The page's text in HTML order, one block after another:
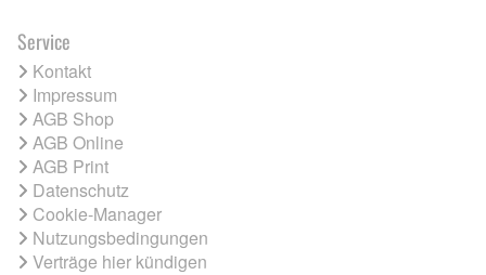
Service
Kontakt
Impressum
AGB Shop
AGB Online
AGB Print
Datenschutz
Cookie-Manager
Nutzungsbedingungen
Verträge hier kündigen